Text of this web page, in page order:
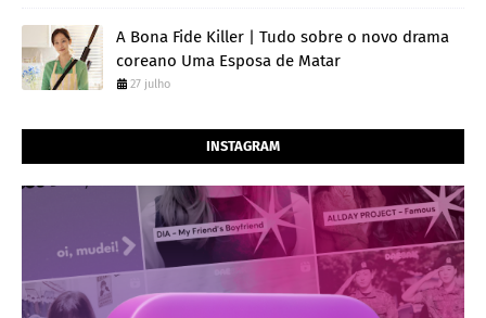
A Bona Fide Killer | Tudo sobre o novo drama
coreano Uma Esposa de Matar
27 julho
INSTAGRAM